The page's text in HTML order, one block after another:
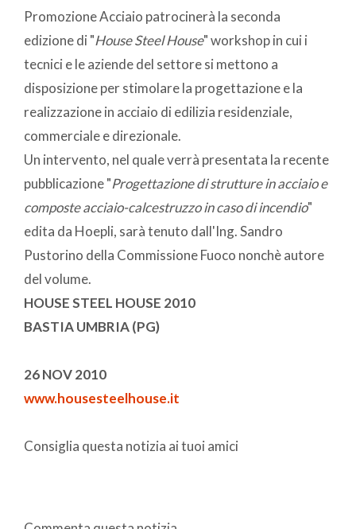
Promozione Acciaio patrocinerà la seconda
edizione di "House Steel House" workshop in cui i
tecnici e le aziende del settore si mettono a
disposizione per stimolare la progettazione e la
realizzazione in acciaio di edilizia residenziale,
commerciale e direzionale.
Un intervento, nel quale verrà presentata la recente
pubblicazione "Progettazione di strutture in acciaio e
composte acciaio-calcestruzzo in caso di incendio"
edita da Hoepli, sarà tenuto dall'Ing. Sandro
Pustorino della Commissione Fuoco nonchè autore
del volume.
HOUSE STEEL HOUSE 2010
BASTIA UMBRIA (PG)
26 NOV 2010
www.housesteelhouse.it
Consiglia questa notizia ai tuoi amici